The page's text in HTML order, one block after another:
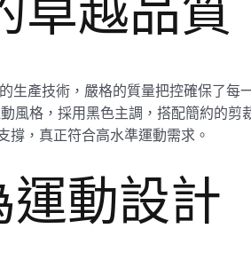
生產技術，嚴格的質量把控確保了
風格，採用黑色主調，搭配簡約的剪
撐，真正符合高水準運動需求。
動設計